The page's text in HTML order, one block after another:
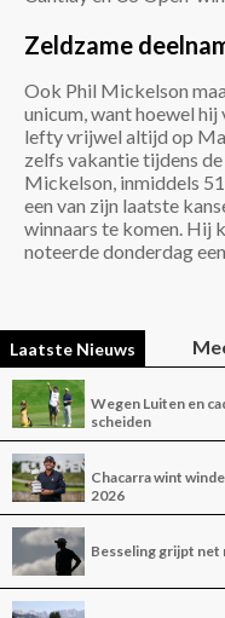
Zeldzame
Ook Phil Mickelson
unicum, want hoewel
lefty vrijwel altijd op
zelfs vakantie tijdens
Mickelson, inmiddels
een van zijn laatste
winnaars te komen. Hij
noteerde donderdag
Laatste Nieuws
Wegen Luiten en
scheiden
Chacarra wint
2026
Besseling grijpt net